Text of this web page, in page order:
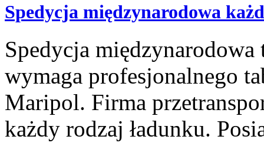
Spedycja międzynarodowa
Spedycja
wymaga profesjonalnego
Maripol. Firma
każdy rodzaj ładunku.